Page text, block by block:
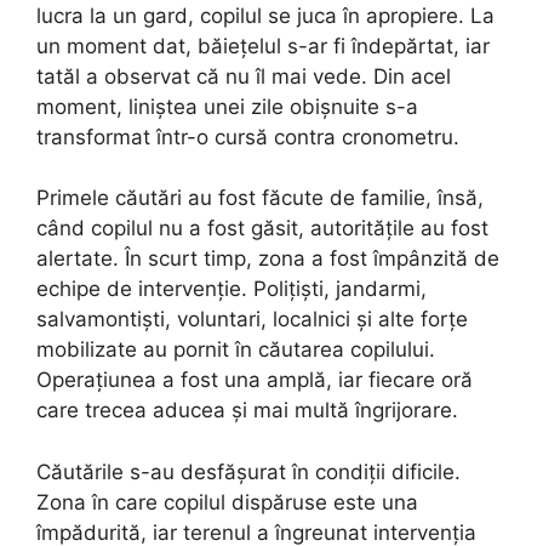
lucra la un gard, copilul se juca în apropiere. La
un moment dat, băiețelul s-ar fi îndepărtat, iar
tatăl a observat că nu îl mai vede. Din acel
moment, liniștea unei zile obișnuite s-a
transformat într-o cursă contra cronometru.
Primele căutări au fost făcute de familie, însă,
când copilul nu a fost găsit, autoritățile au fost
alertate. În scurt timp, zona a fost împânzită de
echipe de intervenție. Polițiști, jandarmi,
salvamontiști, voluntari, localnici și alte forțe
mobilizate au pornit în căutarea copilului.
Operațiunea a fost una amplă, iar fiecare oră
care trecea aducea și mai multă îngrijorare.
Căutările s-au desfășurat în condiții dificile.
Zona în care copilul dispăruse este una
împădurită, iar terenul a îngreunat intervenția